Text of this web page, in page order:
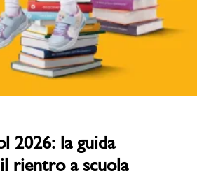
Bambino
2026: la guida
rientro a scuola